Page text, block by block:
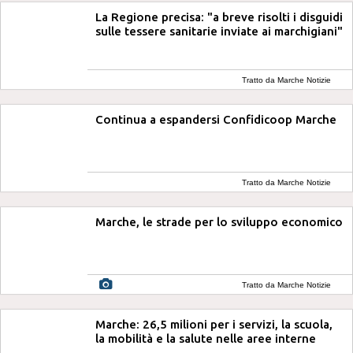
La Regione precisa: "a breve risolti i disguidi
sulle tessere sanitarie inviate ai marchigiani"
Tratto da Marche Notizie
Continua a espandersi Confidicoop Marche
Tratto da Marche Notizie
Marche, le strade per lo sviluppo economico
Tratto da Marche Notizie
Marche: 26,5 milioni per i servizi, la scuola,
la mobilità e la salute nelle aree interne